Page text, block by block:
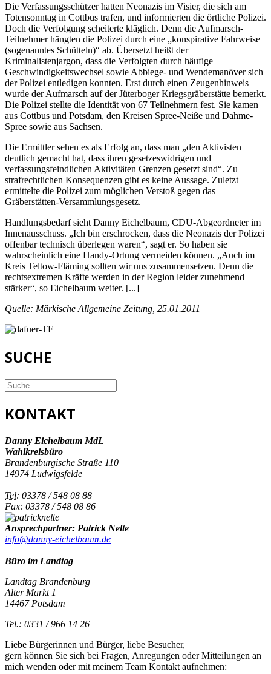
Die Verfassungsschützer hatten Neonazis im Visier, die sich am
Totensonntag in Cottbus trafen, und informierten die örtliche Polizei.
Doch die Verfolgung scheiterte kläglich. Denn die Aufmarsch-
Teilnehmer hängten die Polizei durch eine „konspirative Fahrweise
(sogenanntes Schütteln)“ ab. Übersetzt heißt der
Kriminalistenjargon, dass die Verfolgten durch häufige
Geschwindigkeitswechsel sowie Abbiege- und Wendemanöver sich
der Polizei entledigen konnten. Erst durch einen Zeugenhinweis
wurde der Aufmarsch auf der Jüterboger Kriegsgräberstätte bemerkt.
Die Polizei stellte die Identität von 67 Teilnehmern fest. Sie kamen
aus Cottbus und Potsdam, den Kreisen Spree-Neiße und Dahme-
Spree sowie aus Sachsen.
Die Ermittler sehen es als Erfolg an, dass man „den Aktivisten
deutlich gemacht hat, dass ihren gesetzeswidrigen und
verfassungsfeindlichen Aktivitäten Grenzen gesetzt sind“. Zu
strafrechtlichen Konsequenzen gibt es keine Aussage. Zuletzt
ermittelte die Polizei zum möglichen Verstoß gegen das
Gräberstätten-Versammlungsgesetz.
Handlungsbedarf sieht Danny Eichelbaum, CDU-Abgeordneter im
Innenausschuss. „Ich bin erschrocken, dass die Neonazis der Polizei
offenbar technisch überlegen waren“, sagt er. So haben sie
wahrscheinlich eine Handy-Ortung vermeiden können. „Auch im
Kreis Teltow-Fläming sollten wir uns zusammensetzen. Denn die
rechtsextremen Kräfte werden in der Region leider zunehmend
stärker“, so Eichelbaum weiter. [...]
Quelle: Märkische Allgemeine Zeitung, 25.01.2011
SUCHE
KONTAKT
Danny Eichelbaum MdL
Wahlkreisbüro
Brandenburgische Straße 110
14974 Ludwigsfelde
Tel: 03378 / 548 08 88
Fax: 03378 / 548 08 86
Ansprechpartner: Patrick Nelte
info@danny-eichelbaum.de
Büro im Landtag
Landtag Brandenburg
Alter Markt 1
14467 Potsdam
Tel.: 0331 / 966 14 26
Liebe Bürgerinnen und Bürger, liebe Besucher,
gern können Sie sich bei Fragen, Anregungen oder Mitteilungen an
mich wenden oder mit meinem Team Kontakt aufnehmen: